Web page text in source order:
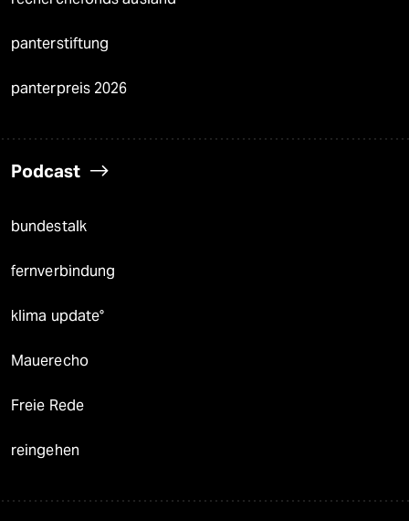
panterstiftung
panterpreis 2026
Podcast
bundestalk
fernverbindung
klima update°
Mauerecho
Freie Rede
reingehen